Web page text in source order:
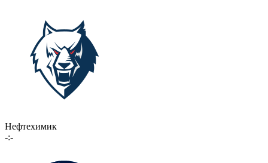
Нефтехимик
-:-